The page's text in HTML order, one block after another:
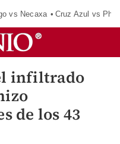
vs Necaxa Cruz Azul vs
infiltrado
de los 43